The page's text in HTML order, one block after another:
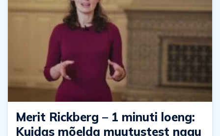
Merit Rickberg – 1 minuti loeng:
Kuidas mõelda muutustest nagu